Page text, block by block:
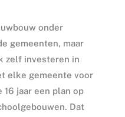
onder
gemeenten, maar
zelf investeren in
elke gemeente voor
jaar een plan op
Dat